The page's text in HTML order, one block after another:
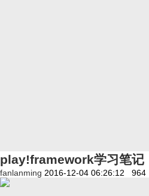
play!framework学习笔记
fanlanming 2016-12-04 06:26:12 964